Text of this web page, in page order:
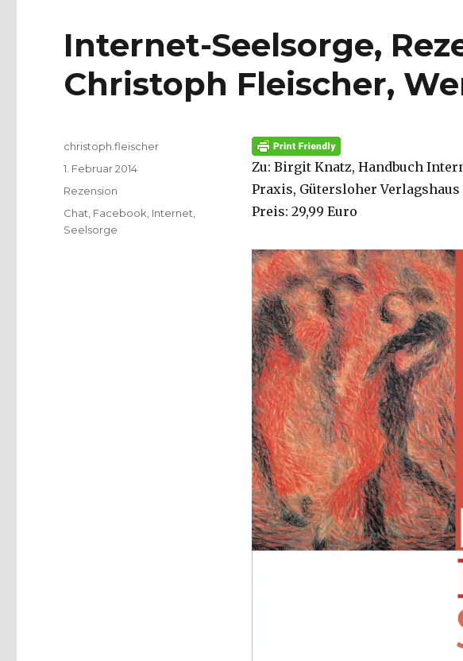
Internet-Seelsorge,
Christoph Fleischer,
Zu: Birgit Knatz, Handbuch
Praxis, Gütersloher Verlagshaus
Preis: 29,99 Euro
Autor
christoph.fleischer
Veröffentlicht
1. Februar 2014
Kategorien
Rezension
Schlagwörter
Chat Facebook Internet
Seelsorge